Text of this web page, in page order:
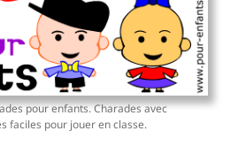
pour enfants. Charades avec
faciles pour jouer en classe.